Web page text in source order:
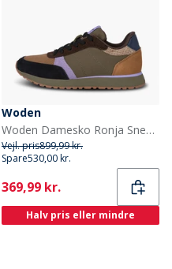
Woden
Woden Damesko Ronja Sneakers 214 Dark Olive/Orchid
Vejl. pris899,99 kr.
Spare530,00 kr.
Current
369,99 kr.
Halv pris eller mindre